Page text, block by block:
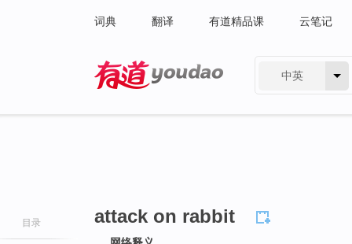
词典 翻译 有道精品课 云笔记
中英
目录 attack on rabbit